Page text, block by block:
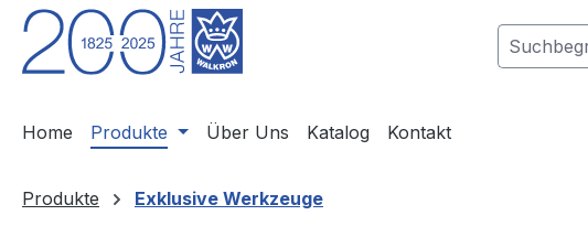
Hauptinhalt springen
Zur Suche springen
Zur Hauptnavigation springen
Home Produkte Über Uns Katalog Kontakt
Produkte Exklusive Werkzeuge